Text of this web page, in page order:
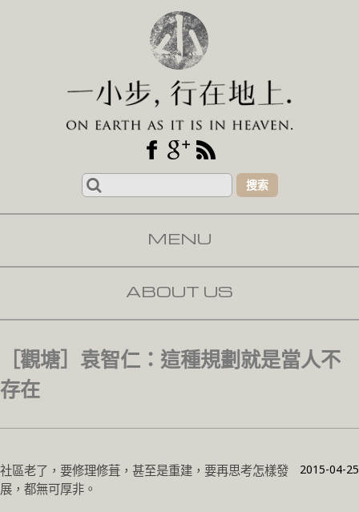
Search
for:
MENU
SKIP TO CONTENT
ABOUT US
［觀塘］袁智仁：這種規劃就是當人不
存在
2015-04-25
社區老了，要修理修葺，甚至是重建，要再思考怎樣發
展，都無可厚非。